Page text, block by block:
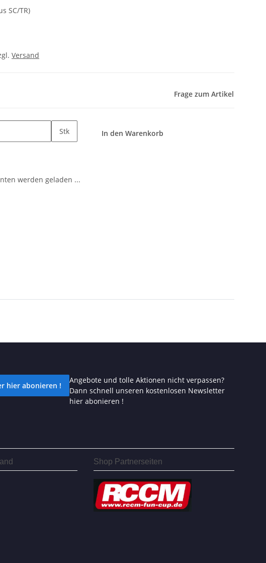
SC/TR)
Versand
Frage zum Artikel
Stk In den Warenkorb
werden geladen ...
hier abonieren !
Angebote und tolle Aktionen nicht verpassen?
Dann schnell unseren kostenlosen Newsletter
hier abonieren !
Shop Partnerseiten